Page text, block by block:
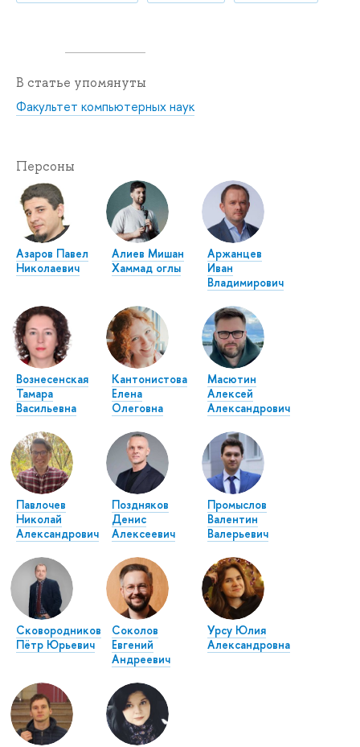
В статье упомянуты
Факультет компьютерных наук
Персоны
Азаров Павел
Николаевич
Алиев Мишан
Хаммад оглы
Аржанцев
Иван
Владимирович
Вознесенская
Тамара
Васильевна
Кантонистова
Елена
Олеговна
Масютин
Алексей
Александрович
Павлочев
Николай
Александрович
Поздняков
Денис
Алексеевич
Промыслов
Валентин
Валерьевич
Сковородников
Пётр Юрьевич
Соколов
Евгений
Андреевич
Урсу Юлия
Александровна